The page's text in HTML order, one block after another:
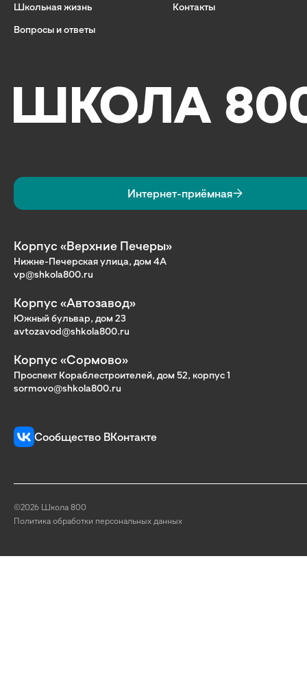
Школьная жизнь
Вопросы и ответы
Контакты
Интернет-приёмная
Корпус «Верхние Печеры»
Нижне-Печерская улица, дом 4А
vp@shkola800.ru
Корпус «Автозавод»
Южный бульвар, дом 23
avtozavod@shkola800.ru
Корпус «Сормово»
Проспект Кораблестроителей, дом 52, корпус 1
sormovo@shkola800.ru
Сообщество ВКонтакте
©2026 Школа 800
Политика обработки персональных данных